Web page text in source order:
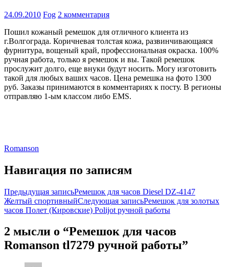
24.09.2010 Fog 2 комментария
Пошил кожаный ремешок для отличного клиента из
г.Волгограда. Коричневая толстая кожа, развинчивающаяся
фурнитура, вощеный край, профессиональная окраска. 100%
ручная работа, только я ремешок и вы. Такой ремешок
прослужит долго, еще внуки будут носить. Могу изготовить
такой для любых ваших часов. Цена ремешка на фото 1300
руб. Заказы принимаются в комментариях к посту. В регионы
отправляю 1-ым классом либо EMS.
Romanson
Навигация по записям
Предыдущая записьРемешок для часов Diesel DZ-4147
Желтый спортивныйСледующая записьРемешок для золотых
часов Полет (Кировские) Polijot ручной работы
2 мысли о “Ремешок для часов
Romanson tl7279 ручной работы”